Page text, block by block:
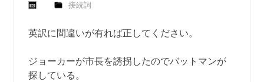
接続詞
英訳に間違いが有れば正してください。
ジョーカーが市長を誘拐したのでバットマンが
探している。